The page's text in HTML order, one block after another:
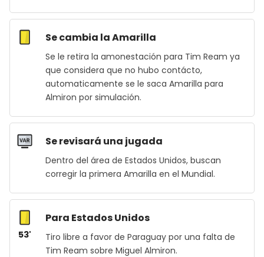
Se cambia la Amarilla
Se le retira la amonestación para Tim Ream ya
que considera que no hubo contácto,
automaticamente se le saca Amarilla para
Almiron por simulación.
Se revisará una jugada
Dentro del área de Estados Unidos, buscan
corregir la primera Amarilla en el Mundial.
53'
Para Estados Unidos
Tiro libre a favor de Paraguay por una falta de
Tim Ream sobre Miguel Almiron.